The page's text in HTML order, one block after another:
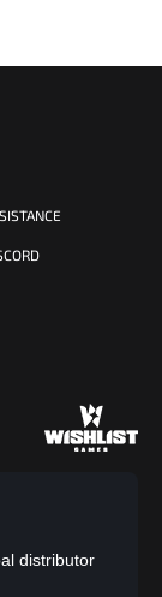
distributor